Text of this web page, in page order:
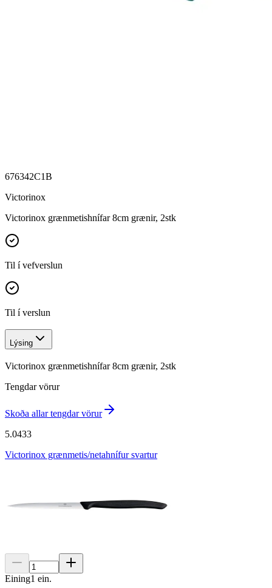
676342C1B
Victorinox
Victorinox grænmetishnífar 8cm grænir, 2stk
Til í vefverslun
Til í verslun
Lýsing
Victorinox grænmetishnífar 8cm grænir, 2stk
Tengdar vörur
Skoða allar tengdar vörur
5.0433
Victorinox grænmetis/netahnífur svartur
Eining1 ein.